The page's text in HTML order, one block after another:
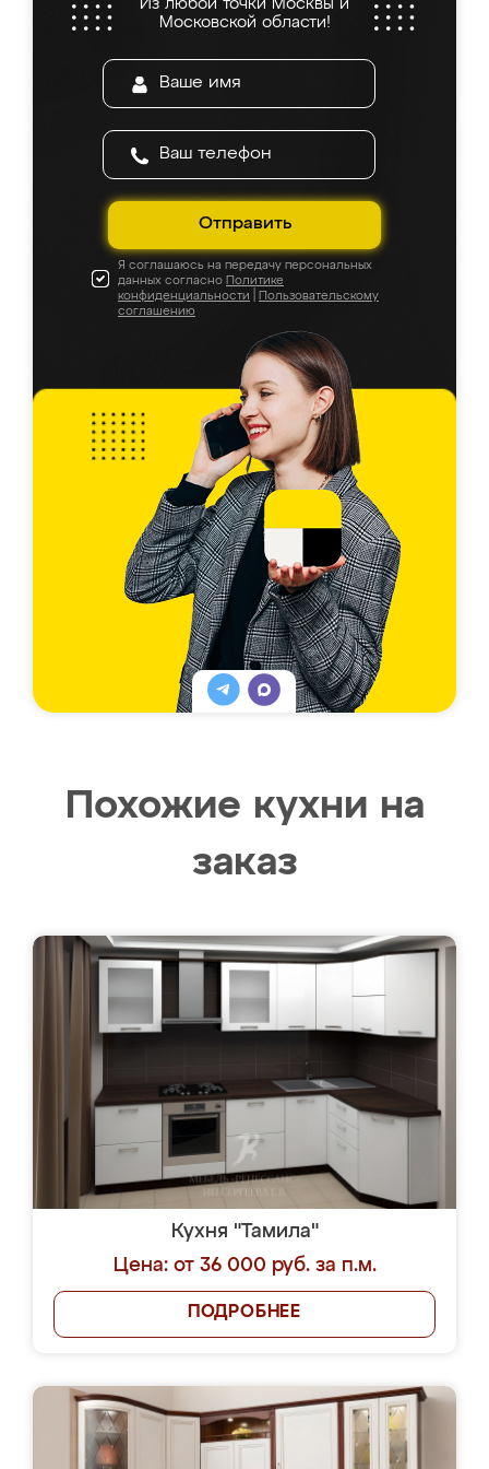
Из любой точки Москвы и
Московской области!
Отправить
Я соглашаюсь на передачу персональных
данных согласно Политике
конфиденциальности
Пользовательскому
соглашению
Похожие кухни на
заказ
Кухня "Тамила"
Цена: от 36 000 руб. за п.м.
ПОДРОБНЕЕ